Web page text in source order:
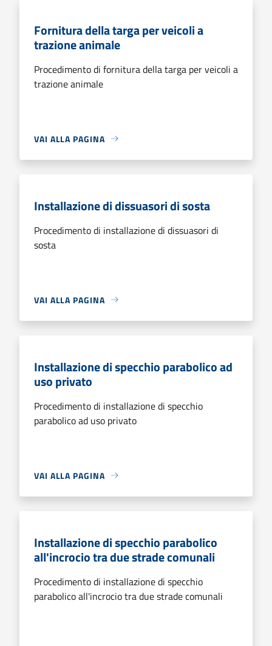
Fornitura della targa per veicoli a
trazione animale
Procedimento di fornitura della targa per veicoli a
trazione animale
VAI ALLA PAGINA
Installazione di dissuasori di sosta
Procedimento di installazione di dissuasori di
sosta
VAI ALLA PAGINA
Installazione di specchio parabolico ad
uso privato
Procedimento di installazione di specchio
parabolico ad uso privato
VAI ALLA PAGINA
Installazione di specchio parabolico
all'incrocio tra due strade comunali
Procedimento di installazione di specchio
parabolico all'incrocio tra due strade comunali